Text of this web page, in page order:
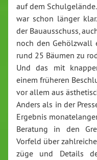
auf dem Schulgelände.
war schon länger
der Bauausschuss,
noch den Gehölzwall
rund 25 Bäumen zu
Und das mit
einem früheren
vor allem aus
Anders als in der
Ergebnis
Beratung in den
Vorfeld über
züge und Details